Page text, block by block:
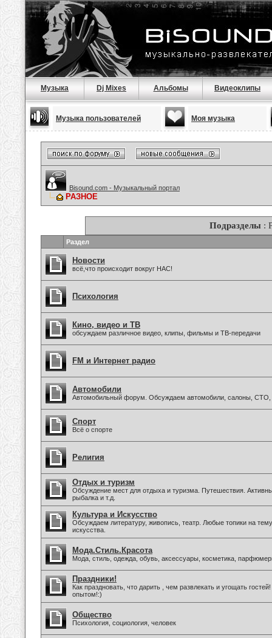
Музыка Dj Mixes Альбомы Видеоклипы
Музыка пользователей Моя музыка
Bisound.com - Музыкальный портал
РАЗНОЕ
Подразделы :
Раздел
Новости
всё,что происходит вокруг НАС!
Психология
Кино, видео и ТВ
обсуждаем различное видео, клипы, фильмы и ТВ-передачи
FM и Интернет радио
Автомобили
Автомобильный форум. Обсуждаем автомобили, салоны, СТО,
Спорт
Всё о спорте
Религия
Отдых и туризм
Обсуждение мест для отдыха и туризма. Путешествия.
рыбалка и т.д.
Культура и Искусство
Обсуждаем литературу, живопись, театр. Любые топики на
искусства.
Мода.Стиль.Красота
Мода, стиль, одежда, обувь, аксессуары, косметика,
Праздники!
Как праздновать, что дарить , чем развлекать и угощать
опытом!:)
Общество
Психология, социология, человек